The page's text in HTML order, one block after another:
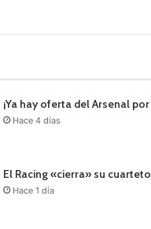
¡Ya hay oferta del Arsenal
Hace 4 días
El Racing «cierra» su
Hace 1 día